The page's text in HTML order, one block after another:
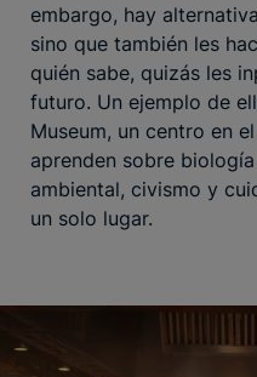
embargo, hay
sino que también les
quién sabe, quizás les
futuro. Un ejemplo de
Museum, un centro en
aprenden sobre
ambiental, civismo y
un solo lugar.